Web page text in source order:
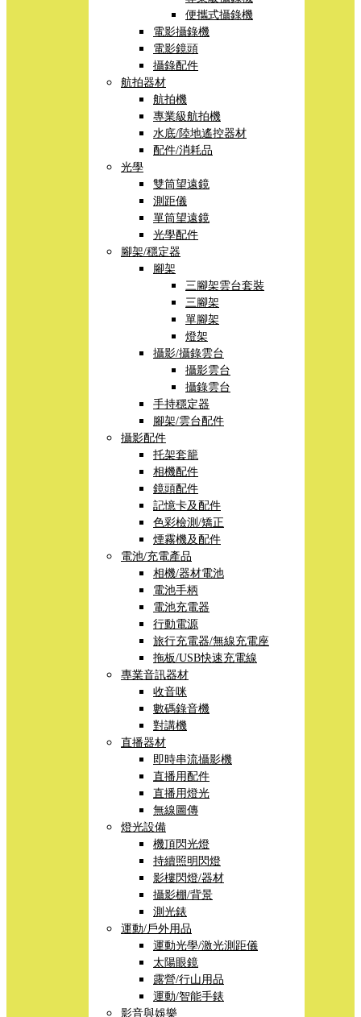
便攜式攝錄機
電影攝錄機
電影鏡頭
攝錄配件
航拍器材
航拍機
專業級航拍機
水底/陸地遙控器材
配件/消耗品
光學
雙筒望遠鏡
測距儀
單筒望遠鏡
光學配件
腳架/穩定器
腳架
三腳架雲台套裝
三腳架
單腳架
燈架
攝影/攝錄雲台
攝影雲台
攝錄雲台
手持穩定器
腳架/雲台配件
攝影配件
托架套籠
相機配件
鏡頭配件
記憶卡及配件
色彩檢測/矯正
煙霧機及配件
電池/充電產品
相機/器材電池
電池手柄
電池充電器
行動電源
旅行充電器/無線充電座
拖板/USB快速充電線
專業音訊器材
收音咪
數碼錄音機
對講機
直播器材
即時串流攝影機
直播用配件
直播用燈光
無線圖傳
燈光設備
機頂閃光燈
持續照明閃燈
影樓閃燈/器材
攝影棚/背景
測光錶
運動/戶外用品
運動光學/激光測距儀
太陽眼鏡
露營/行山用品
運動/智能手錶
影音與娛樂